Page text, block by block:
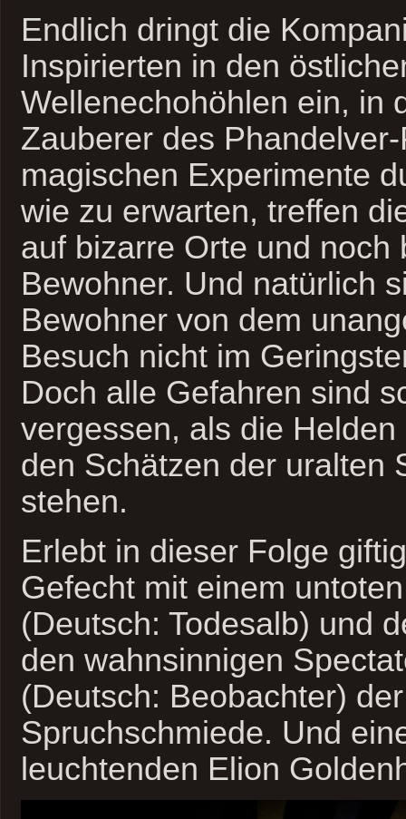
Endlich dringt die
Inspirierten in den
Wellenechohöhlen ein, in
Zauberer des
magischen Experimente
wie zu erwarten, treffen
auf bizarre Orte und noch
Bewohner. Und natürlich
Bewohner von dem
Besuch nicht im
Doch alle Gefahren sind
vergessen, als die
den Schätzen der uralten
stehen.
Erlebt in dieser Folge
Gefecht mit einem
(Deutsch: Todesalb) und
den wahnsinnigen
(Deutsch: Beobachter) der
Spruchschmiede. Und
leuchtenden Elion